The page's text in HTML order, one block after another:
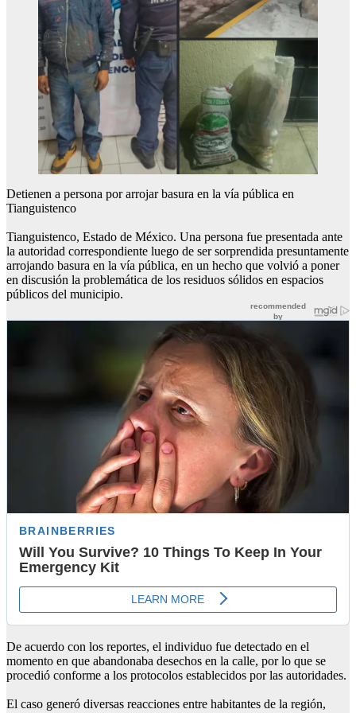
Detienen a persona por arrojar basura en la vía pública en
Tianguistenco
Tianguistenco, Estado de México. Una persona fue presentada ante
la autoridad correspondiente luego de ser sorprendida presuntamente
arrojando basura en la vía pública, en un hecho que volvió a poner
en discusión la problemática de los residuos sólidos en espacios
públicos del municipio.
De acuerdo con los reportes, el individuo fue detectado en el
momento en que abandonaba desechos en la calle, por lo que se
procedió conforme a los protocolos establecidos por las autoridades.
El caso generó diversas reacciones entre habitantes de la región,